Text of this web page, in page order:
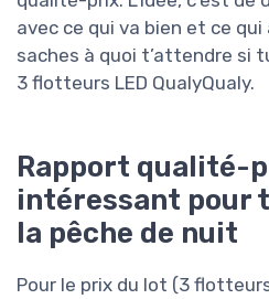
avec ce qui va bien et ce
saches à quoi t’attendre si
3 flotteurs LED QualyQualy.
Rapport qualité-
intéressant pour
la pêche de nuit
Pour le prix du lot (3